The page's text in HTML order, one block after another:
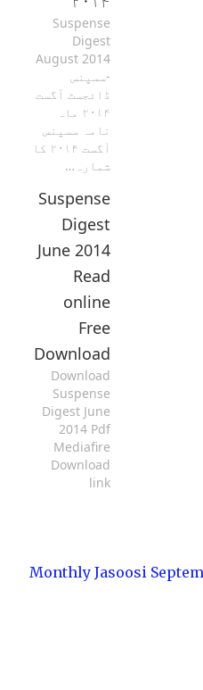
Suspense
Digest
August 2014
-سسپنس
ڈائجسٹ آگست
۲۰۱۴ ماہ
نامہ سسپنس
آگست ۲۰۱۴ کا
شمارہ…
Suspense
Digest
June 2014
Read
online
Free
Download
Download
Suspense
Digest June
2014 Pdf
Mediafire
Download
link